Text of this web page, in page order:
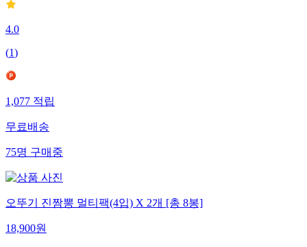
4.0
(1)
1,077 적립
무료배송
75명 구매중
오뚜기 진짬뽕 멀티팩(4입) X 2개 [총 8봉]
18,900원